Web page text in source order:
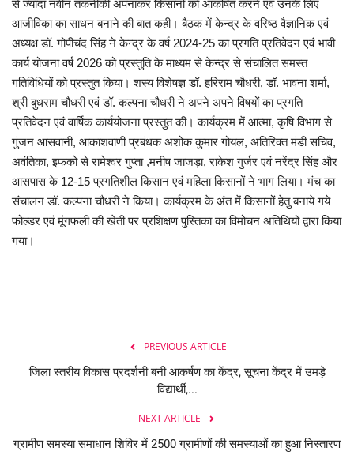
से ज्यादा नवीन तकनीकी अपनाकर किसानों को आकर्षित करने एवं उनके लिए
आजीविका का साधन बनाने की बात कही। बैठक में केन्द्र के वरिष्ठ वैज्ञानिक एवं
अध्यक्ष डॉ. गोपीचंद सिंह ने केन्द्र के वर्ष 2024-25 का प्रगति प्रतिवेदन एवं भावी
कार्य योजना वर्ष 2026 को प्रस्तुति के माध्यम से केन्द्र से संचालित समस्त
गतिविधियों को प्रस्तुत किया। शस्य विशेषज्ञ डॉ. हरिराम चौधरी, डॉ. भावना शर्मा,
श्री बुधराम चौधरी एवं डॉ. कल्पना चौधरी ने अपने अपने विषयों का प्रगति
प्रतिवेदन एवं वार्षिक कार्ययोजना प्रस्तुत की। कार्यक्रम में आत्मा, कृषि विभाग से
गुंजन आसवानी, आकाशवाणी प्रबंधक अशोक कुमार गोयल, अतिरिक्त मंडी सचिव,
अवंतिका, इफको से रामेश्वर गुप्ता ,मनीष जाजड़ा, राकेश गुर्जर एवं नरेंद्र सिंह और
आसपास के 12-15 प्रगतिशील किसान एवं महिला किसानों ने भाग लिया। मंच का
संचालन डॉ. कल्पना चौधरी ने किया। कार्यक्रम के अंत में किसानों हेतु बनाये गये
फोल्डर एवं मूंगफली की खेती पर प्रशिक्षण पुस्तिका का विमोचन अतिथियों द्वारा किया
गया।
PREVIOUS ARTICLE
जिला स्तरीय विकास प्रदर्शनी बनी आकर्षण का केंद्र, सूचना केंद्र में उमड़े
विद्यार्थी,...
NEXT ARTICLE
ग्रामीण समस्या समाधान शिविर में 2500 ग्रामीणों की समस्याओं का हुआ निस्तारण